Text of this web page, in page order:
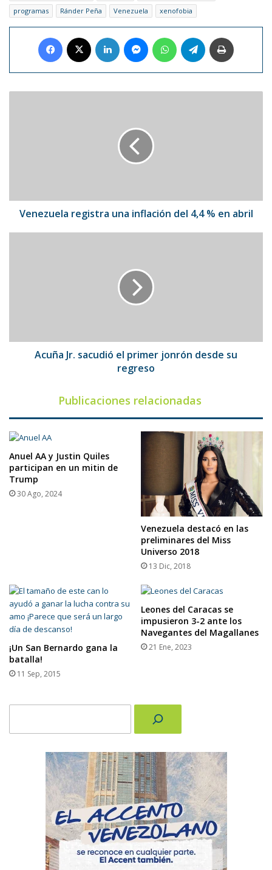
programas
Ránder Peña Venezuela xenofobia
Facebook LinkedIn MessengerWhatsAppTelegram
abril
Venezuela registra una inflación del 4,4 % en abril
regreso
Acuña Jr. sacudió el primer jonrón desde su
regreso
Publicaciones relacionadas
Anuel AA y Justin Quiles
participan en un mitin de
Trump
30 Ago, 2024
Venezuela destacó en las
preliminares del Miss
Universo 2018
13 Dic, 2018
¡Un San Bernardo gana la
batalla!
11 Sep, 2015
Leones del Caracas se
impusieron 3-2 ante los
Navegantes del Magallanes
21 Ene, 2023